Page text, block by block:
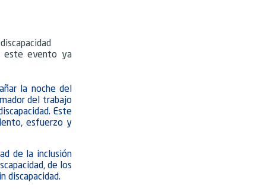
este evento ya
la noche del
del trabajo
Este
esfuerzo y
de la inclusión
de los
discapacidad.